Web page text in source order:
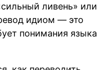
ливень» или
идиом — это
понимания языка